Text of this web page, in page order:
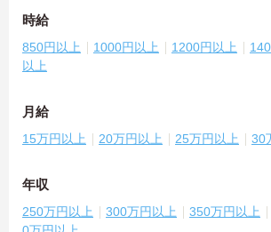
時給
850円以上 1000円以上 1200円以上
以上
月給
15万円以上 20万円以上 25万円以上 30
年収
250万円以上 300万円以上 350万円以上